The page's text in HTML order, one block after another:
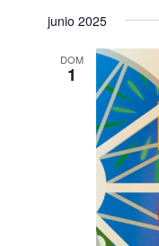
fecha.
junio 2025
DOM
1